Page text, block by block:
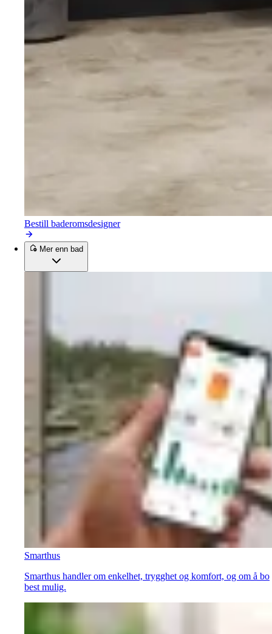
Bestill baderomsdesigner
Mer enn bad
Smarthus
Smarthus handler om enkelhet, trygghet og komfort, og om å bo
best mulig.